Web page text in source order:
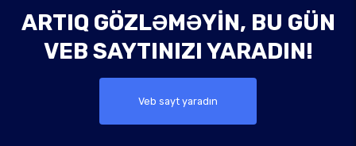
ARTIQ GÖZLƏMƏYIN, BU GÜN
VEB SAYTINIZI YARADIN!
Veb sayt yaradın